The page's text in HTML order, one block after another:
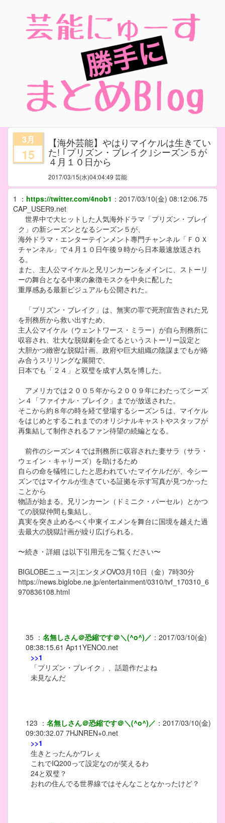
3月
15
【海外芸能】やはりマイケルは生きてい
た! ｢プリズン・ブレイク｣シーズン５が
４月１０日から
2017/03/15(水)04:04:49 芸能
1 ： https://twitter.com/4nob1 ： 2017/03/10(金) 08:12:06.75
CAP_USER9.net
世界中で大ヒットした人気海外ドラマ「プリズン・ブレイ
ク」の新シーズンとなるシーズン５が、
海外ドラマ・エンターテインメント專門チャンネル「ＦＯＸ
チャンネル」で４月１０日午後９時から日本最速放送され
る。
また、主人公マイケルと兄リンカーンをメインに、ストーリ
ーの舞台となる中東の象徴モスクを中央に配した
重厚感ある最新ビジュアルも公開された。
「プリズン・ブレイク」は、無実の罪で死刑宣告された兄
を刑務所から救い出すため、
主人公マイケル（ウェントワース・ミラー）が自ら刑務所に
収容され、壮大な脱獄劇を企てるというストーリー設定と
大胆かつ緻密な脱獄計画、政府や巨大組織の陰謀までもが絡
み合うスリリングな展開で、
日本でも「２４」と双璧を成す人気を博した。
アメリカでは２００５年から２００９年にわたってシーズ
ン４「ファイナル・ブレイク」までが放送された。
そこから約８年の時を経て登場するシーズン５は、マイケル
をはじめとするこれまでのオリジナルキャストやスタッフが
再集結して制作されるファン待望の続編となる。
前作のシーズン４では刑務所に収容された妻サラ（サラ・
ウェイン・キャリーズ）を助けるため
自らの命を犠牲にしたと思われていたマイケルだが、今シー
ズンではマイケルが生きている証拠を示す写真が見つかった
ことから
物語が始まる。兄リンカーン（ドミニク・パーセル）とかつ
ての脱獄仲間も集結し、
真実を突き止めるべく中東イエメンを舞台に国境を越えた過
去最大の脱獄計画が繰り広げられる。
〜続き・詳細 は以下引用元をご覧ください〜
BIGLOBEニュース|エンタメOVO3月10日（金）7時30分
https://news.biglobe.ne.jp/entertainment/0310/tvf_170310_6
970836108.html
35 ： 名無しさん＠恐縮です＠＼(^o^)／ ： 2017/03/10(金)
08:38:15.61 Ap11YENO0.net
>>1
「プリズン・ブレイク」、話題作だよね
未見なんだ
123 ： 名無しさん＠恐縮です＠＼(^o^)／ ： 2017/03/10(金)
09:30:32.07 7HJNREN+0.net
>>1
生きとったんかワレぇ
これでIQ200って設定なのが笑えるわ
24と双璧？
おれの住んでる世界線ではそんなことなかったけど？